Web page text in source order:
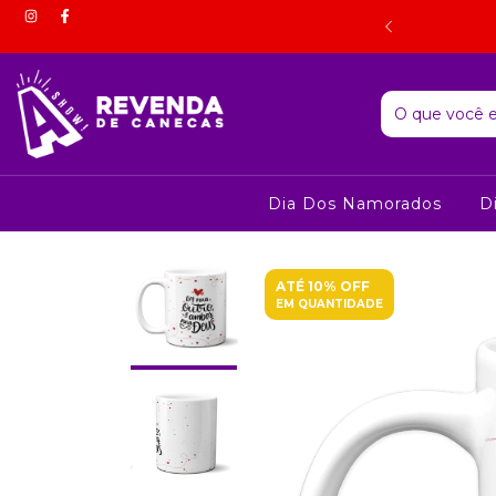
do valor correspondente mediante comprovação por
Dia Dos Namorados
ATÉ 10% OFF
EM QUANTIDADE